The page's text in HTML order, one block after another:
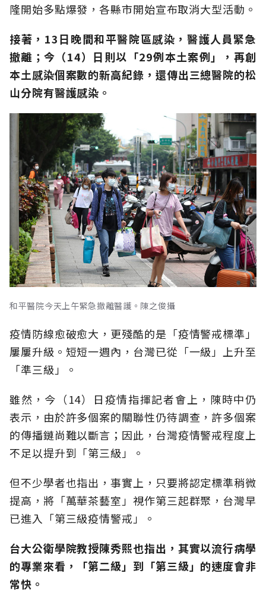
隆開始多點爆發，各縣市開始宣布取消大型活動。
接著，13日晚間和平醫院區感染，醫護人員緊急
撤離；今（14）日則以「29例本土案例」，再創
本土感染個案數的新高紀錄，還傳出三總醫院的松
山分院有醫護感染。
和平醫院今天上午緊急撤離醫護。陳之俊攝
疫情防線愈破愈大，更殘酷的是「疫情警戒標準」
屢屢升級。短短一週內，台灣已從「一級」上升至
「準三級」。
雖然，今（14）日疫情指揮記者會上，陳時中仍
表示，由於許多個案的關聯性仍待調查，許多個案
的傳播鏈尚難以斷言；因此，台灣疫情警戒程度上
不足以提升到「第三級」。
但不少學者也指出，事實上，只要將認定標準稍微
提高，將「萬華茶藝室」視作第三起群聚，台灣早
已進入「第三級疫情警戒」。
台大公衛學院教授陳秀熙也指出，其實以流行病學
的專業來看，「第二級」到「第三級」的速度會非
常快。